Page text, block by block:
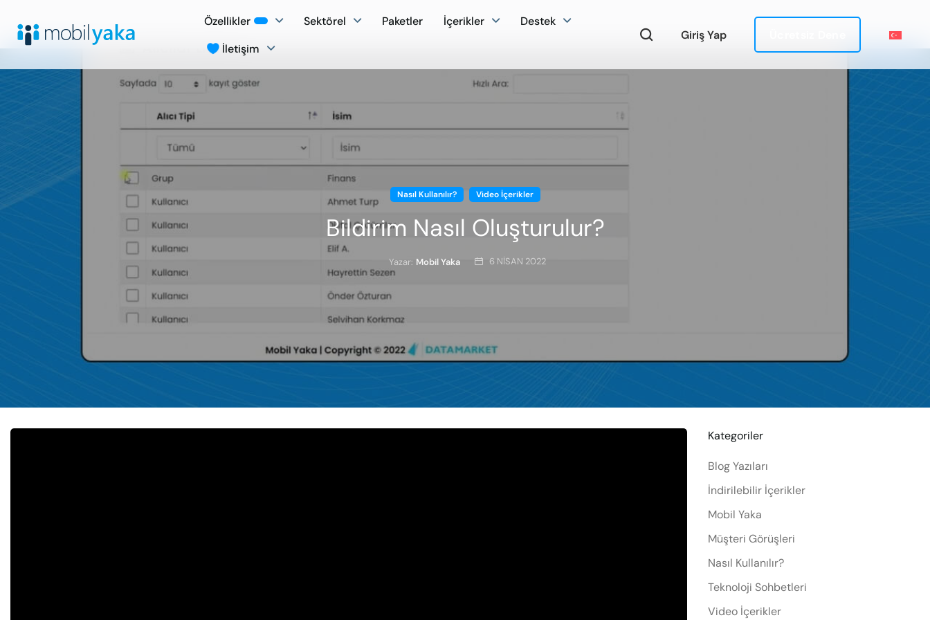
Özellikler Sektörel Paketler İçerikler
Destek
İletişim
Giriş Yap
Nasıl Kullanılır? Video İçerikler
Bildirim Nasıl Oluşturulur?
Yazar: Mobil Yaka 6 NISAN 2022
Kategoriler
Blog Yazıları
İndirilebilir İçerikler
Mobil Yaka
Müşteri Görüşleri
Nasıl Kullanılır?
Teknoloji Sohbetleri
Video İçerikler